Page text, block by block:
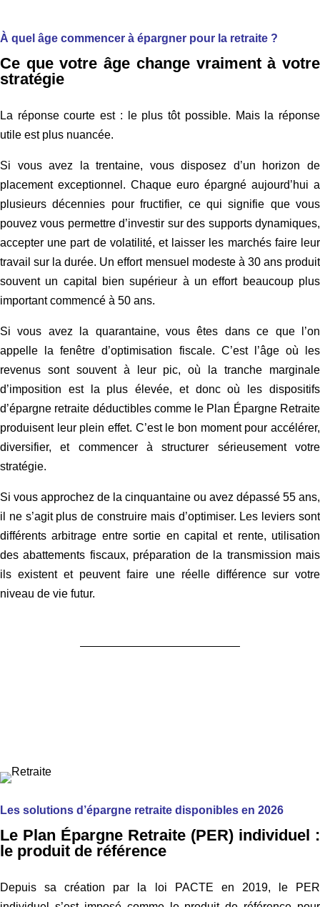
À quel âge commencer à épargner pour la retraite ?
Ce que votre âge change vraiment à votre
stratégie
La réponse courte est : le plus tôt possible. Mais la réponse
utile est plus nuancée.
Si vous avez la trentaine, vous disposez d’un horizon de
placement exceptionnel. Chaque euro épargné aujourd’hui a
plusieurs décennies pour fructifier, ce qui signifie que vous
pouvez vous permettre d’investir sur des supports dynamiques,
accepter une part de volatilité, et laisser les marchés faire leur
travail sur la durée. Un effort mensuel modeste à 30 ans produit
souvent un capital bien supérieur à un effort beaucoup plus
important commencé à 50 ans.
Si vous avez la quarantaine, vous êtes dans ce que l’on
appelle la fenêtre d’optimisation fiscale. C’est l’âge où les
revenus sont souvent à leur pic, où la tranche marginale
d’imposition est la plus élevée, et donc où les dispositifs
d’épargne retraite déductibles comme le Plan Épargne Retraite
produisent leur plein effet. C’est le bon moment pour accélérer,
diversifier, et commencer à structurer sérieusement votre
stratégie.
Si vous approchez de la cinquantaine ou avez dépassé 55 ans,
il ne s’agit plus de construire mais d’optimiser. Les leviers sont
différents arbitrage entre sortie en capital et rente, utilisation
des abattements fiscaux, préparation de la transmission mais
ils existent et peuvent faire une réelle différence sur votre
niveau de vie futur.
Les solutions d’épargne retraite disponibles en 2026
Le Plan Épargne Retraite (PER) individuel :
le produit de référence
Depuis sa création par la loi PACTE en 2019, le PER